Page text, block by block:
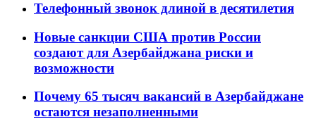
Телефонный звонок длиной в десятилетия
Новые санкции США против России
создают для Азербайджана риски и
возможности
Почему 65 тысяч вакансий в Азербайджане
остаются незаполненными